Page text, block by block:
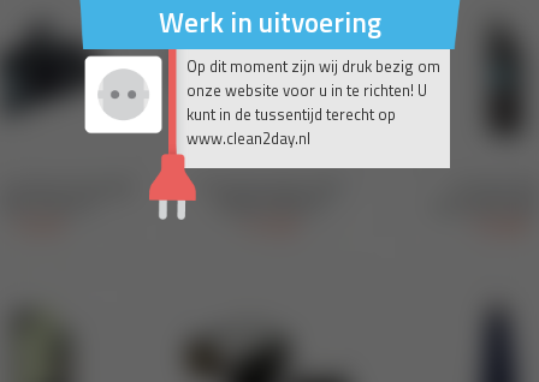
Werk in uitvoering
Op dit moment zijn wij druk bezig om
onze website voor u in te richten! U
kunt in de tussentijd terecht op
www.clean2day.nl